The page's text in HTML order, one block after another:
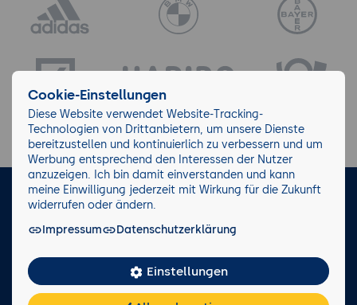
LinkedIn Facebook
Facts
Cookie-Einstellungen
Diese Website verwendet Website-Tracking-
Technologien von Drittanbietern, um unsere Dienste
bereitzustellen und kontinuierlich zu verbessern und um
Werbung entsprechend den Interessen der Nutzer
anzuzeigen. Ich bin damit einverstanden und kann
meine Einwilligung jederzeit mit Wirkung für die Zukunft
widerrufen oder ändern.
Impressum
Datenschutzerklärung
Einstellungen